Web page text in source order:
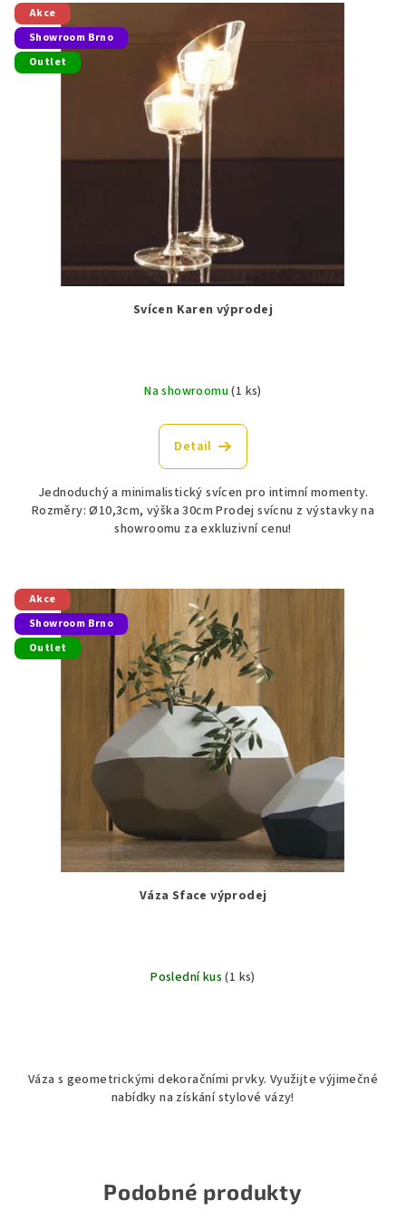
Akce
Showroom Brno
Outlet
Svícen Karen výprodej
Na showroomu(1 ks)
Detail
Jednoduchý a minimalistický svícen pro intimní momenty.
Rozměry: Ø10,3cm, výška 30cm Prodej svícnu z výstavky na
showroomu za exkluzivní cenu!
Akce
Showroom Brno
Outlet
Váza Sface výprodej
Poslední kus(1 ks)
Váza s geometrickými dekoračními prvky. Využijte výjimečné
nabídky na získání stylové vázy!
Podobné produkty